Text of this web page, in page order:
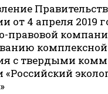
от 4 апреля 2019
правовой
с твердыми
«Российский